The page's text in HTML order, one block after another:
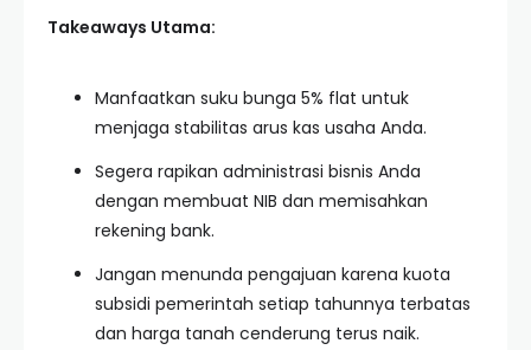
Takeaways Utama:
Manfaatkan suku bunga 5% flat untuk
menjaga stabilitas arus kas usaha Anda.
Segera rapikan administrasi bisnis Anda
dengan membuat NIB dan memisahkan
rekening bank.
Jangan menunda pengajuan karena kuota
subsidi pemerintah setiap tahunnya terbatas
dan harga tanah cenderung terus naik.